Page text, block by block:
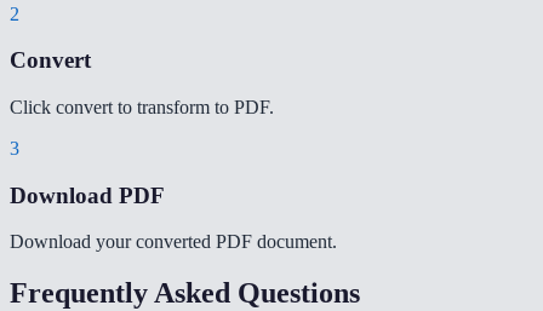
2
Convert
Click convert to transform to PDF.
3
Download PDF
Download your converted PDF document.
Frequently Asked Questions